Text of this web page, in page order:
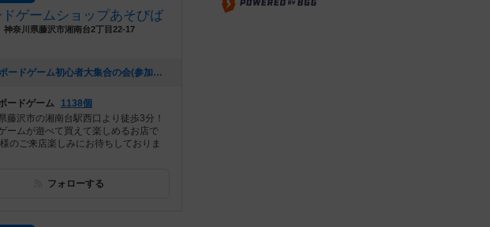
ドゲームショップあそびば
神奈川県藤沢市湘南台2丁目22-17
[NEW] ボードゲーム初心者大集合の会(参加者募集中)（2024年06月21日 09時28分）
ードゲーム
1138個
藤沢市の湘南台駅西口より徒歩3分！
ームが遊べて買えて楽しめるお店で
のご来店楽しみにお待ちしておりま
フォローする